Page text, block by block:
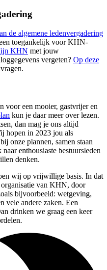
de algemene ledenvergadering
toegankelijk voor KHN-
KHN met jouw
vergeten? Op deze
voor een mooier, gastvrijer en
kun je daar meer over lezen.
dan mag je ons altijd
hopen in 2023 jou als
onze plannen, samen staan
enthousiaste bestuursleden
denken.
wij op vrijwillige basis. In dat
van KHN, door
bijvoorbeeld: wetgeving,
vele andere zaken. Een
drinken we graag een keer